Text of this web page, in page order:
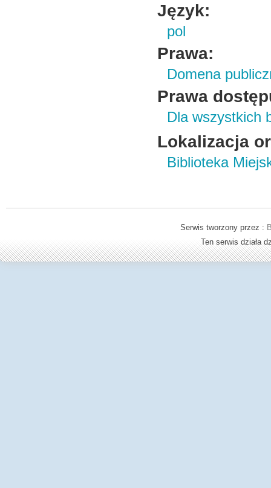
Język:
pol
Prawa:
Domena
Prawa
Dla wszystkich
Lokalizacja
Biblioteka
Serwis tworzony przez :
Ten serwis działa